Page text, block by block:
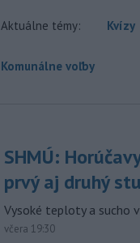
Aktuálne témy: Kvízy
Komunálne voľby
SHMÚ:
prvý aj druhý
Vysoké teploty a sucho
včera 19:30